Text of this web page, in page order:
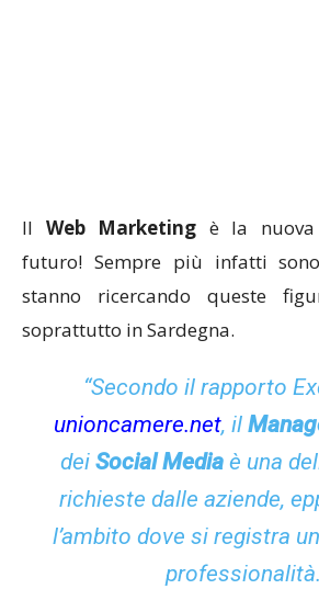
Il Web Marketing è la nuova
futuro! Sempre più infatti
stanno ricercando queste
soprattutto in Sardegna.
“Secondo il rapporto
unioncamere.net, il
dei Social Media è una
richieste dalle aziende,
l’ambito dove si registra